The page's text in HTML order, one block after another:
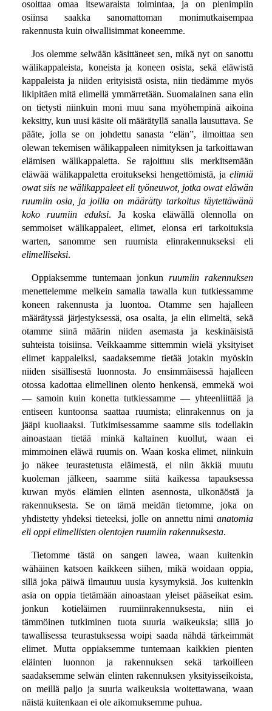
osoittaa omaa itsewaraista toimintaa, ja on pienimpiin
osiinsa saakka sanomattoman monimutkaisempaa
rakennusta kuin oiwallisimmat koneemme.
Jos olemme selwään käsittäneet sen, mikä nyt on sanottu
wälikappaleista, koneista ja koneen osista, sekä eläwistä
kappaleista ja niiden erityisistä osista, niin tiedämme myös
likipitäen mitä elimellä ymmärretään. Suomalainen sana elin
on tietysti niinkuin moni muu sana myöhempinä aikoina
keksitty, kun uusi käsite oli määrätyllä sanalla lausuttava. Se
pääte, jolla se on johdettu sanasta “elän”, ilmoittaa sen
olewan tekemisen wälikappaleen nimityksen ja tarkoittawan
elämisen wälikappaletta. Se rajoittuu siis merkitsemään
eläwää wälikappaletta eroitukseksi hengettömistä, ja elimiä
owat siis ne wälikappaleet eli työneuwot, jotka owat eläwän
ruumiin osia, ja joilla on määrätty tarkoitus täytettäwänä
koko ruumiin eduksi. Ja koska eläwällä olennolla on
semmoiset wälikappaleet, elimet, elonsa eri tarkoituksia
warten, sanomme sen ruumista elinrakennukseksi eli
elimelliseksi.
Oppiaksemme tuntemaan jonkun ruumiin rakennuksen
menettelemme melkein samalla tawalla kun tutkiessamme
koneen rakennusta ja luontoa. Otamme sen hajalleen
määrätyssä järjestyksessä, osa osalta, ja elin elimeltä, sekä
otamme siinä määrin niiden asemasta ja keskinäisistä
suhteista toisiinsa. Veikkaamme sittemmin wielä yksityiset
elimet kappaleiksi, saadaksemme tietää jotakin myöskin
niiden sisällisestä luonnosta. Jo ensimmäisessä hajalleen
otossa kadottaa elimellinen olento henkensä, emmekä woi
— samoin kuin konetta tutkiessamme — yhteenliittää ja
entiseen kuntoonsa saattaa ruumista; elinrakennus on ja
jääpi kuoliaaksi. Tutkimisessamme saamme siis todellakin
ainoastaan tietää minkä kaltainen kuollut, waan ei
mimmoinen eläwä ruumis on. Waan koska elimet, niinkuin
jo näkee teurastetusta eläimestä, ei niin äkkiä muutu
kuoleman jälkeen, saamme siitä kaikessa tapauksessa
kuwan myös elämien elinten asennosta, ulkonäöstä ja
rakennuksesta. Se on tämä meidän tietomme, joka on
yhdistetty yhdeksi tieteeksi, jolle on annettu nimi anatomia
eli oppi elimellisten olentojen ruumiin rakennuksesta.
Tietomme tästä on sangen lawea, waan kuitenkin
wähäinen katsoen kaikkeen siihen, mikä woidaan oppia,
sillä joka päiwä ilmautuu uusia kysymyksiä. Jos kuitenkin
asia on oppia tietämään ainoastaan yleiset pääseikat esim.
jonkun kotieläimen ruumiinrakennuksesta, niin ei
tämmöinen tutkiminen tuota suuria waikeuksia; sillä jo
tawallisessa teurastuksessa woipi saada nähdä tärkeimmät
elimet. Mutta oppiaksemme tuntemaan kaikkien pienten
eläinten luonnon ja rakennuksen sekä tarkoilleen
saadaksemme selwän elinten rakennuksen yksityisseikoista,
on meillä paljo ja suuria waikeuksia woitettawana, waan
näistä kuitenkaan ei ole aikomuksemme puhua.